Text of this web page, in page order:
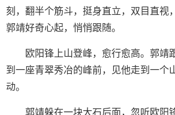
刻，翻半个筋斗，挺身直立，双目直视
郭靖好奇心起，悄悄跟随。
欧阳锋上山登峰，愈行愈高。郭靖
到一座青翠秀冶的峰前，见他走到一个
动。
郭靖躲在一块大石后面，忽听欧阳